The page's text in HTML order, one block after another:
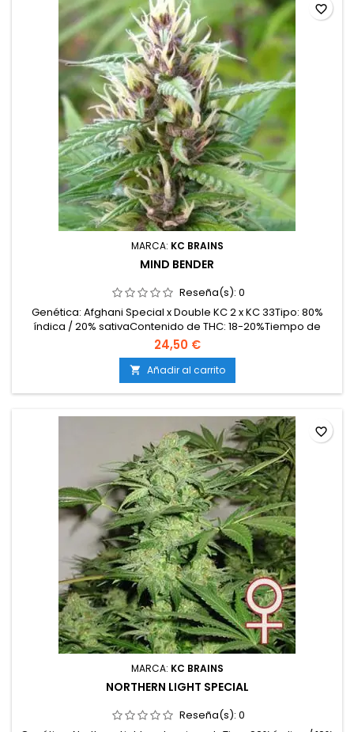
MARCA: KC BRAINS
MIND BENDER
Reseña(s): 0
Genética: Afghani Special x Double KC 2 x KC 33Tipo: 80%
índica / 20% sativaContenido de THC: 18-20%Tiempo de
floración: 7-9 semanas en interiorProducción en
interior: 500-550 g/m²Producción en exterior: 800-1000
g/plantaAltura: 90-120 cm en interior; hasta 250 cm en
exteriorAromas y sabores: Dulces y terrosos con notas
especiadas,...
24,50 €
 Añadir al carrito
favorite_border
MARCA: KC BRAINS
NORTHERN LIGHT SPECIAL
Reseña(s): 0
favorite_border